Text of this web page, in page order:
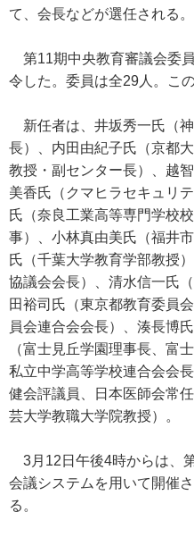
て、会長などが選任される。
第11期中央教育審議会委
令した。委員は全29人。こ
新任者は、井坂秀一氏（
長）、内田由紀子氏（京都
教授・副センター長）、越
美香氏（クマヒラセキュリ
氏（奈良工業高等専門学校
事）、小林真由美氏（福井
氏（千葉大学教育学部教授
協議会会長）、清水信一氏
田裕司氏（東京都教育委員
員会連合会会長）、湊長博
（富士見丘学園理事長、富
私立中学高等学校連合会会
健会評議員、日本医師会常
芸大学教職大学院教授）。
3月12日午後4時からは、
会議システムを用いて開催
る。